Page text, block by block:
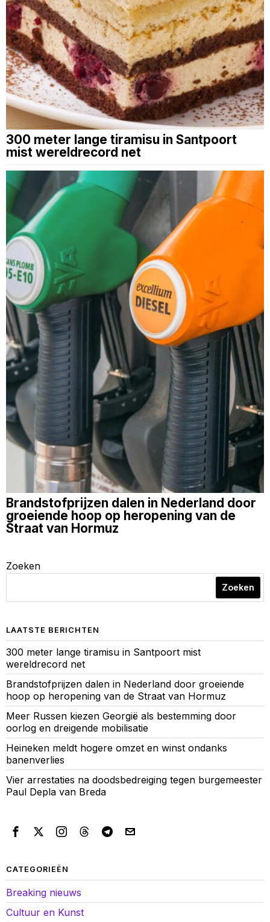
300 meter lange tiramisu in Santpoort
mist wereldrecord net
Brandstofprijzen dalen in Nederland door
groeiende hoop op heropening van de
Straat van Hormuz
Zoeken
Zoeken
LAATSTE BERICHTEN
300 meter lange tiramisu in Santpoort mist
wereldrecord net
Brandstofprijzen dalen in Nederland door groeiende
hoop op heropening van de Straat van Hormuz
Meer Russen kiezen Georgië als bestemming door
oorlog en dreigende mobilisatie
Heineken meldt hogere omzet en winst ondanks
banenverlies
Vier arrestaties na doodsbedreiging tegen burgemeester
Paul Depla van Breda
CATEGORIEËN
Breaking nieuws
Cultuur en Kunst